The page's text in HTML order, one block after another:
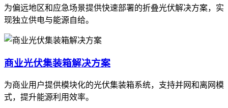
为偏远地区和应急场景提供快速部署的折叠光伏解决方案，实
现独立供电与能源自给。
商业光伏集装箱解决方案
为商业用户提供模块化的光伏集装箱系统，支持并网和离网模
式，提升能源利用效率。